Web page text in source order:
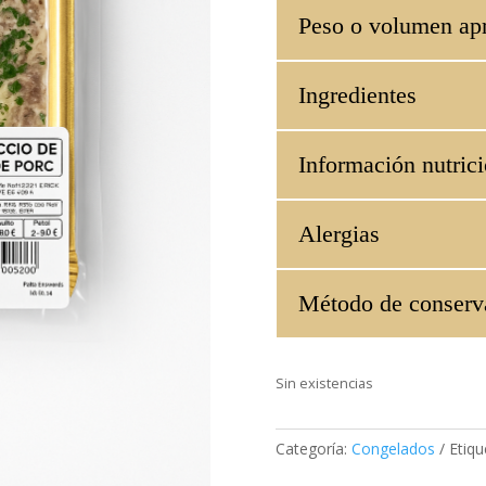
Peso o volumen
Ingredientes
Información
Alergias
Método de
Sin existencias
Categoría: Congelados